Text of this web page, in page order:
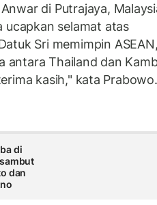
di Putrajaya,
ucapkan selamat atas
Sri memimpin
antara Thailand dan
kasih," kata Prabowo.
di
dan